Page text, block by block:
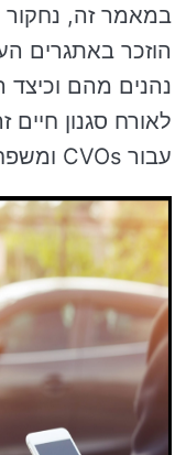
הוזכר באתגרים
נהנים מהם
לאורח סגנון חיים
עבור CVOs ומשפחותיהם.